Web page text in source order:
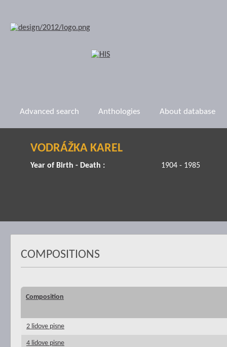
Advanced search Anthologies About database
VODRÁŽKA KAREL
Year of Birth - Death : 1904 - 1985
COMPOSITIONS
Composition
2 lidove pisne
4 lidove pisne